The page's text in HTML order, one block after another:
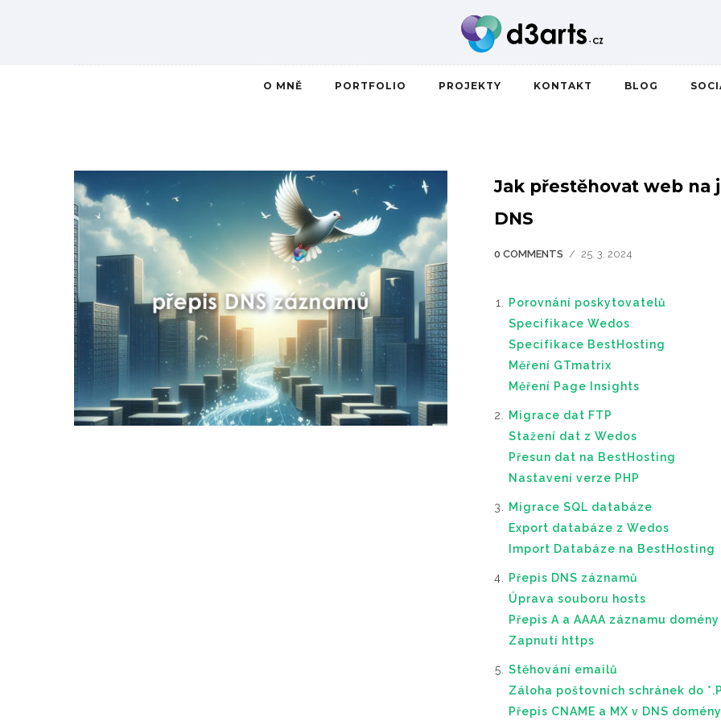
O MNĚ PORTFOLIO PROJEKTY KONTAKT BLOG
Jak přestěhovat web na
DNS
0 COMMENTS / 25. 3. 2024
Porovnání poskytovatelů
Specifikace Wedos
Specifikace BestHosting
Měření GTmatrix
Měření Page Insights
Migrace dat FTP
Stažení dat z Wedos
Přesun dat na BestHosting
Nastavení verze PHP
Migrace SQL databáze
Export databáze z Wedos
Import Databáze na BestHosting
Přepis DNS záznamů
Úprava souboru hosts
Přepis A a AAAA záznamu domény
Zapnutí https
Stěhování emailů
Záloha poštovních schránek do
Přepis CNAME a MX v DNS domény